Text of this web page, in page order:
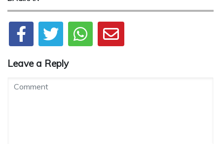
Leave a Reply